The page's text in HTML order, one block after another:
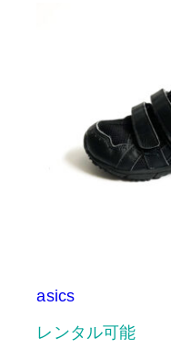
asics
レンタル可能